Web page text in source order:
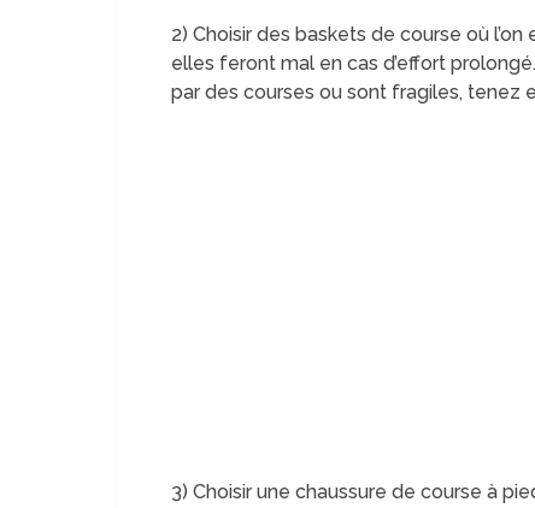
2) Choisir des baskets de course où
elles feront mal en cas d’effort
par des courses ou sont fragiles, tenez
3) Choisir une chaussure de course à